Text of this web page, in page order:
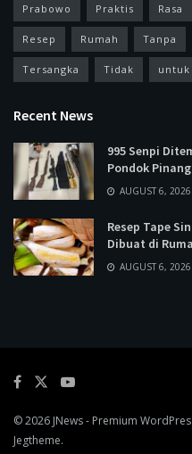
Prabowo Praktis Rasa
Resep Rumah Tanpa
Tersangka Tidak untuk
Recent News
995 Senpi
Pondok Pinang
AUGUST 6, 2026
Resep Tape
Dibuat di
AUGUST 6, 2026
© 2026 JNews- Premium
Jegtheme.